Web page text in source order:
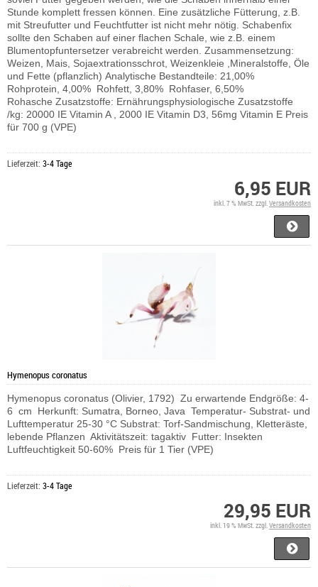
Stunde komplett fressen können. Eine zusätzliche Fütterung, z.B.
mit Streufutter und Feuchtfutter ist nicht mehr nötig. Schabenfix
sollte den Schaben auf einer flachen Schale, wie z.B. einem
Blumentopfuntersetzer verabreicht werden. Zusammensetzung:
Weizen, Mais, Sojaextrationsschrot, Weizenkleie ,Mineralstoffe, Öle
und Fette (pflanzlich) Analytische Bestandteile: 21,00%
Rohprotein, 4,00% Rohfett, 3,80% Rohfaser, 6,50%
Rohasche Zusatzstoffe: Ernährungsphysiologische Zusatzstoffe
/kg: 20000 IE Vitamin A , 2000 IE Vitamin D3, 56mg Vitamin E Preis
für 700 g (VPE)
Lieferzeit: 3-4 Tage
6,95 EUR
inkl. 7 % MwSt. zzgl. Versandkosten
Hymenopus coronatus
Hymenopus coronatus (Olivier, 1792) Zu erwartende Endgröße: 4-
6 cm Herkunft: Sumatra, Borneo, Java Temperatur- Substrat- und
Lufttemperatur 25-30 °C Substrat: Torf-Sandmischung, Kletteräste,
lebende Pflanzen Aktivitätszeit: tagaktiv Futter: Insekten
Luftfeuchtigkeit 50-60% Preis für 1 Tier (VPE)
Lieferzeit: 3-4 Tage
29,95 EUR
inkl. 19 % MwSt. zzgl.Versandkosten